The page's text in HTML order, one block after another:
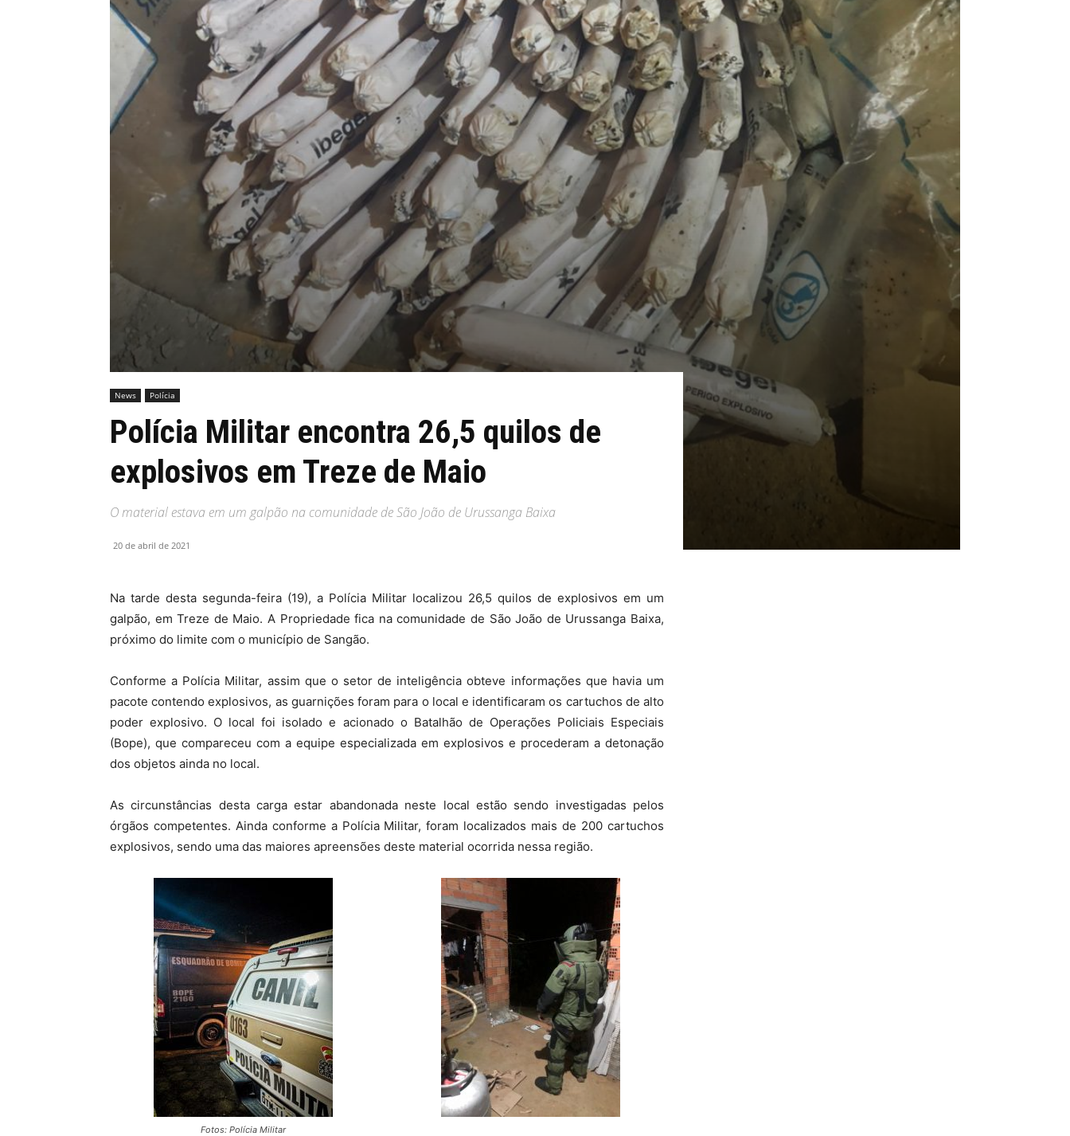
News Polícia
Polícia Militar encontra 26,5 quilos de
explosivos em Treze de Maio
O material estava em um galpão na comunidade de São João de Urussanga Baixa
20 de abril de 2021
Na tarde desta segunda-feira (19), a Polícia Militar localizou 26,5 quilos de explosivos em um
galpão, em Treze de Maio. A Propriedade fica na comunidade de São João de Urussanga Baixa,
próximo do limite com o município de Sangão.
Conforme a Polícia Militar, assim que o setor de inteligência obteve informações que havia um
pacote contendo explosivos, as guarnições foram para o local e identificaram os cartuchos de alto
poder explosivo. O local foi isolado e acionado o Batalhão de Operações Policiais Especiais
(Bope), que compareceu com a equipe especializada em explosivos e procederam a detonação
dos objetos ainda no local.
As circunstâncias desta carga estar abandonada neste local estão sendo investigadas pelos
órgãos competentes. Ainda conforme a Polícia Militar, foram localizados mais de 200 cartuchos
explosivos, sendo uma das maiores apreensões deste material ocorrida nessa região.
Fotos: Polícia Militar